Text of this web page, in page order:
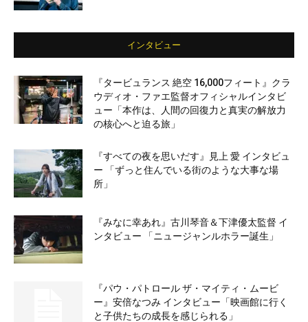
インタビュー
『タービュランス 絶空 16,000フィート』クラ
ウディオ・ファエ監督オフィシャルインタビ
ュー「本作は、人間の回復力と真実の解放力
の核心へと迫る旅」
『すべての夜を思いだす』見上 愛 インタビュ
ー 「ずっと住んでいる街のような大事な場
所」
『みなに幸あれ』古川琴音＆下津優太監督 イ
ンタビュー 「ニュージャンルホラー誕生」
『パウ・パトロール ザ・マイティ・ムービ
ー』安倍なつみ インタビュー「映画館に行く
と子供たちの成長を感じられる」